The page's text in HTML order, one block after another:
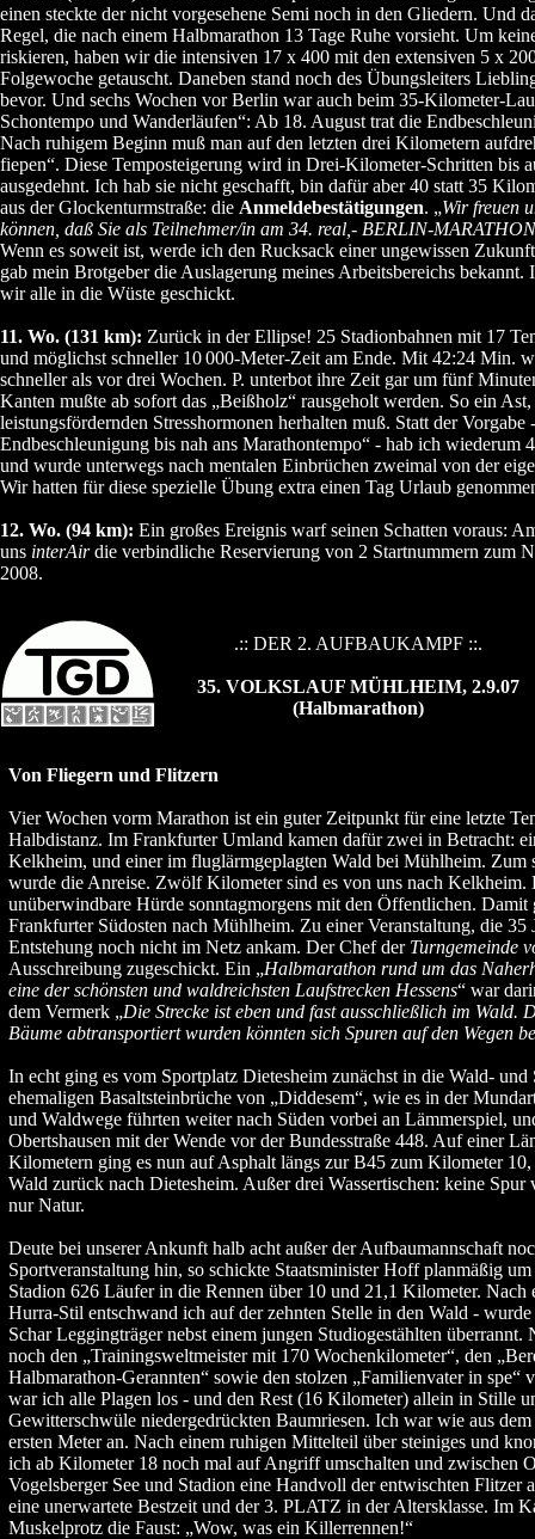
einen steckte der nicht vorgesehene Semi noch in den Gliedern. Und
Regel, die nach einem Halbmarathon 13 Tage Ruhe vorsieht. Um
riskieren, haben wir die intensiven 17 x 400 mit den extensiven 5 x
Folgewoche getauscht. Daneben stand noch des Übungsleiters
bevor. Und sechs Wochen vor Berlin war auch beim 35-Kilometer-
Schontempo und Wanderläufen“: Ab 18. August trat die
Nach ruhigem Beginn muß man auf den letzten drei Kilometern
fiepen“. Diese Temposteigerung wird in Drei-Kilometer-Schritten bis
ausgedehnt. Ich hab sie nicht geschafft, bin dafür aber 40 statt 35
aus der Glockenturmstraße: die Anmeldebestätigungen. „Wir freuen
können, daß Sie als Teilnehmer/in am 34. real,- BERLIN-
Wenn es soweit ist, werde ich den Rucksack einer ungewissen
gab mein Brotgeber die Auslagerung meines Arbeitsbereichs bekannt.
wir alle in die Wüste geschickt.
11. Wo. (131 km): Zurück in der Ellipse! 25 Stadionbahnen mit 17
und möglichst schneller 10000-Meter-Zeit am Ende. Mit 42:24 Min.
schneller als vor drei Wochen. P. unterbot ihre Zeit gar um fünf
Kanten mußte ab sofort das „Beißholz“ rausgeholt werden. So ein
leistungsfördernden Stresshormonen herhalten muß. Statt der
Endbeschleunigung bis nah ans Marathontempo“ - hab ich wiederum
und wurde unterwegs nach mentalen Einbrüchen zweimal von der
Wir hatten für diese spezielle Übung extra einen Tag Urlaub
12. Wo. (94 km): Ein großes Ereignis warf seinen Schatten voraus:
uns interAirdie verbindliche Reservierung von 2 Startnummern zum
2008.
.:: DER 2. AUFBAUKAMPF ::.
35. VOLKSLAUF MÜHLHEIM, 2.9.07
(Halbmarathon)
Von Fliegern und Flitzern
Vier Wochen vorm Marathon ist ein guter Zeitpunkt für eine letzte
Halbdistanz. Im Frankfurter Umland kamen dafür zwei in Betracht:
Kelkheim, und einer im fluglärmgeplagten Wald bei Mühlheim. Zum
wurde die Anreise. Zwölf Kilometer sind es von uns nach Kelkheim.
unüberwindbare Hürde sonntagmorgens mit den Öffentlichen. Damit
Frankfurter Südosten nach Mühlheim. Zu einer Veranstaltung, die 35
Entstehung noch nicht im Netz ankam. Der Chef der Turngemeinde
Ausschreibung zugeschickt. Ein „Halbmarathon rund um das
eine der schönsten und waldreichsten Laufstrecken Hessens“ war
dem Vermerk „Die Strecke ist eben und fast ausschließlich im Wald.
Bäume abtransportiert wurden könnten sich Spuren auf den Wegen
In echt ging es vom Sportplatz Dietesheim zunächst in die Wald- und
ehemaligen Basaltsteinbrüche von „Diddesem“, wie es in der
und Waldwege führten weiter nach Süden vorbei an Lämmerspiel,
Obertshausen mit der Wende vor der Bundesstraße 448. Auf einer
Kilometern ging es nun auf Asphalt längs zur B45 zum Kilometer
Wald zurück nach Dietesheim. Außer drei Wassertischen: keine Spur
nur Natur.
Deute bei unserer Ankunft halb acht außer der Aufbaumannschaft
Sportveranstaltung hin, so schickte Staatsminister Hoff planmäßig
Stadion 626 Läufer in die Rennen über 10 und 21,1 Kilometer. Nach
Hurra-Stil entschwand ich auf der zehnten Stelle in den Wald -
Schar Leggingträger nebst einem jungen Studiogestählten überrannt.
noch den „Trainingsweltmeister mit 170 Wochenkilometer“, den
Halbmarathon-Gerannten“ sowie den stolzen „Familienvater in spe“
war ich alle Plagen los - und den Rest (16 Kilometer) allein in Stille
Gewitterschwüle niedergedrückten Baumriesen. Ich war wie aus dem
ersten Meter an. Nach einem ruhigen Mittelteil über steiniges und
ich ab Kilometer 18 noch mal auf Angriff umschalten und zwischen
Vogelsberger See und Stadion eine Handvoll der entwischten Flitzer
eine unerwartete Bestzeit und der 3. PLATZ in der Altersklasse. Im
Muskelprotz die Faust: „Wow, was ein Killerrennen!“